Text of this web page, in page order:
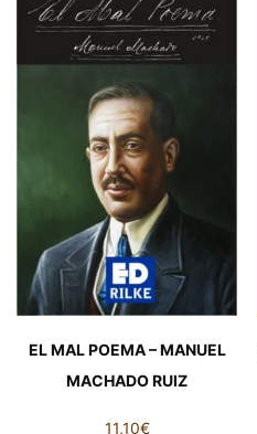
EL MAL POEMA – MANUEL
MACHADO RUIZ
11,10€